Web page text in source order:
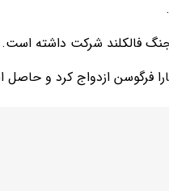
جنگ فالکلند شرکت داشته است.